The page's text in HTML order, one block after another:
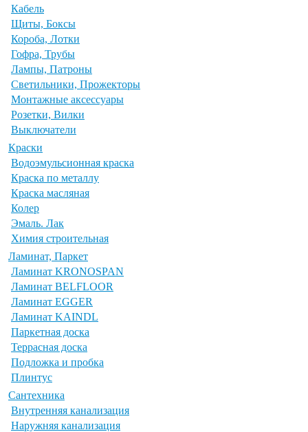
Кабель
Щиты, Боксы
Короба, Лотки
Гофра, Трубы
Лампы, Патроны
Светильники, Прожекторы
Монтажные аксессуары
Розетки, Вилки
Выключатели
Краски
Водоэмульсионная краска
Краска по металлу
Краска масляная
Колер
Эмаль. Лак
Химия строительная
Ламинат, Паркет
Ламинат KRONOSPAN
Ламинат BELFLOOR
Ламинат EGGER
Ламинат KAINDL
Паркетная доска
Террасная доска
Подложка и пробка
Плинтус
Сантехника
Внутренняя канализация
Наружняя канализация